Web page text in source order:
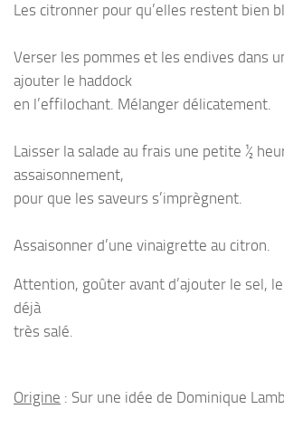
Les citronner pour qu’elles restent bien
Verser les pommes et les endives dans
ajouter le haddock
en l’effilochant. Mélanger délicatement.
Laisser la salade au frais une petite ½
assaisonnement,
pour que les saveurs s’imprègnent.
Assaisonner d’une vinaigrette au citron.
Attention, goûter avant d’ajouter le sel,
déjà
très salé.
Origine : Sur une idée de Dominique